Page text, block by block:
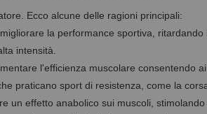
Ecco alcune delle ragioni principali:
la performance sportiva,
intensità.
l'efficienza muscolare consentendo
praticano sport di resistenza, come la
un effetto anabolico sui muscoli,